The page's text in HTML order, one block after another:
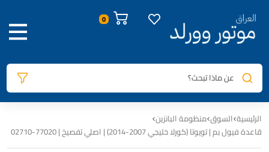
0
عن ماذا تبحث؟
الرئيسية السوق منظومة البانزين
قاعدة فيول بم | تويوتا (كورلا خليجي 2007-2014) | اصلي تفصيخ | 77020-02710